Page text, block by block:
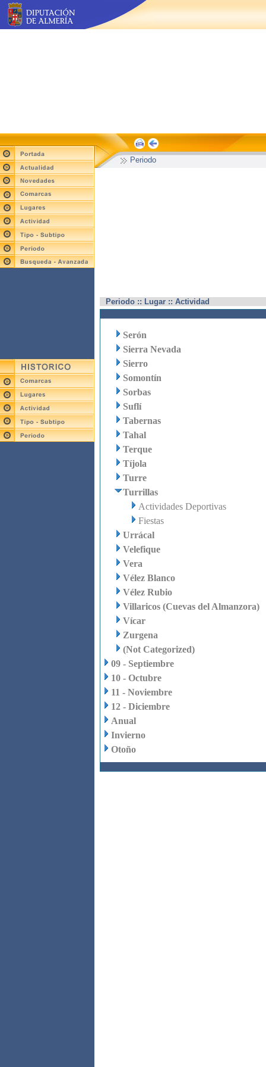
Periodo
Periodo :: Lugar :: Actividad
Serón
Sierra Nevada
Sierro
Somontín
Sorbas
Suflí
Tabernas
Tahal
Terque
Tíjola
Turre
Turrillas
Actividades Deportivas
Fiestas
Urrácal
Velefique
Vera
Vélez Blanco
Vélez Rubio
Villaricos (Cuevas del Almanzora)
Vícar
Zurgena
(Not Categorized)
09 - Septiembre
10 - Octubre
11 - Noviembre
12 - Diciembre
Anual
Invierno
Otoño